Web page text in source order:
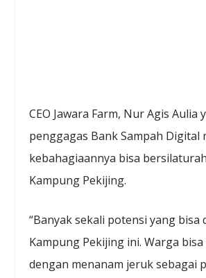
CEO Jawara Farm, Nur Agis Aulia
penggagas Bank Sampah Digital
kebahagiaannya bisa
Kampung Pekijing.
“Banyak sekali potensi yang bisa
Kampung Pekijing ini. Warga
dengan menanam jeruk sebagai